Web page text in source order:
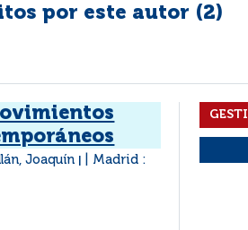
por este autor (2)
Joaquín
Madrid :